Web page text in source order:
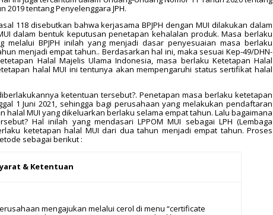
2019 tentang Penyelenggara JPH.
118 disebutkan bahwa kerjasama BPJPH dengan MUI dilakukan dalam
dalam bentuk keputusan penetapan kehalalan produk. Masa berlaku
BPJPH inilah yang menjadi dasar penyesuaian masa berlaku
menjadi empat tahun.. Berdasarkan hal ini, maka sesuai Kep-49/DHN-
Halal Majelis Ulama Indonesia, masa berlaku Ketetapan Halal
halal MUI ini tentunya akan mempengaruhi status sertifikat halal
ketentuan tersebut?. Penetapan masa berlaku ketetapan
1 Juni 2021, sehingga bagi perusahaan yang melakukan pendaftaran
MUI yang dikeluarkan berlaku selama empat tahun. Lalu bagaimana
Hal inilah yang mendasari LPPOM MUI sebagai LPH (Lembaga
ketetapan halal MUI dari dua tahun menjadi empat tahun. Proses
sebagai berikut :
& Ketentuan
mengajukan melalui cerol di menu “certificate